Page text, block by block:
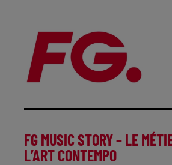
FG MUSIC STORY – LE
L’ART CONTEMPO